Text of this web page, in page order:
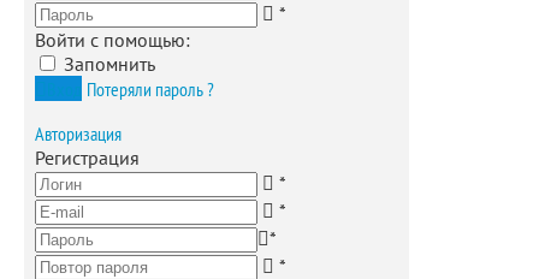
*
Войти с помощью:
Запомнить
Потеряли пароль ?
Авторизация
Регистрация
*
*
*
*